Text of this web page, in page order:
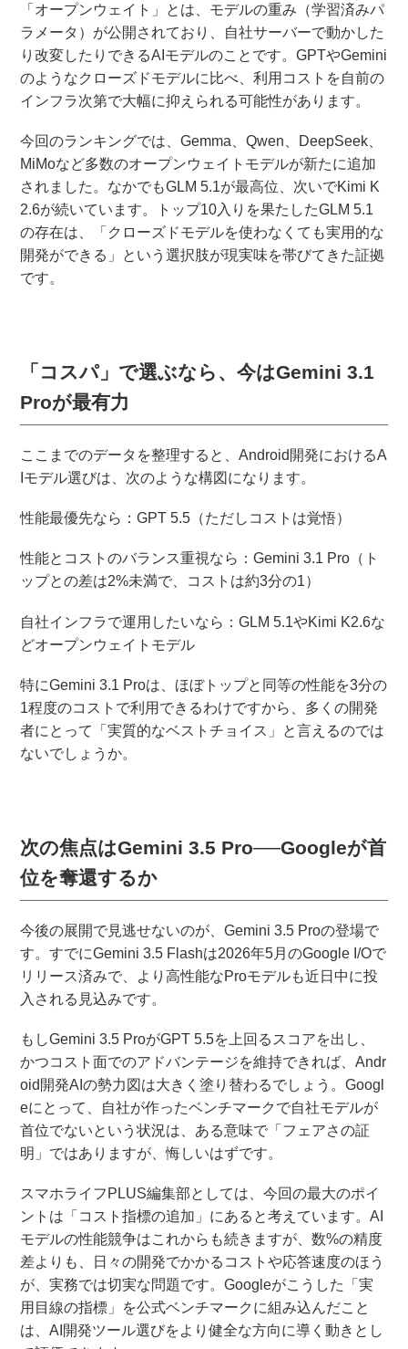
「オープンウェイト」とは、モデルの重み（学習済みパ
ラメータ）が公開されており、自社サーバーで動かした
り改変したりできるAIモデルのことです。GPTやGemini
のようなクローズドモデルに比べ、利用コストを自前の
インフラ次第で大幅に抑えられる可能性があります。
今回のランキングでは、Gemma、Qwen、DeepSeek、
MiMoなど多数のオープンウェイトモデルが新たに追加
されました。なかでもGLM 5.1が最高位、次いでKimi K
2.6が続いています。トップ10入りを果たしたGLM 5.1
の存在は、「クローズドモデルを使わなくても実用的な
開発ができる」という選択肢が現実味を帯びてきた証拠
です。
「コスパ」で選ぶなら、今はGemini 3.1
Proが最有力
ここまでのデータを整理すると、Android開発におけるA
Iモデル選びは、次のような構図になります。
性能最優先なら：GPT 5.5（ただしコストは覚悟）
性能とコストのバランス重視なら：Gemini 3.1 Pro（ト
ップとの差は2%未満で、コストは約3分の1）
自社インフラで運用したいなら：GLM 5.1やKimi K2.6な
どオープンウェイトモデル
特にGemini 3.1 Proは、ほぼトップと同等の性能を3分の
1程度のコストで利用できるわけですから、多くの開発
者にとって「実質的なベストチョイス」と言えるのでは
ないでしょうか。
次の焦点はGemini 3.5 Pro──Googleが首
位を奪還するか
今後の展開で見逃せないのが、Gemini 3.5 Proの登場で
す。すでにGemini 3.5 Flashは2026年5月のGoogle I/Oで
リリース済みで、より高性能なProモデルも近日中に投
入される見込みです。
もしGemini 3.5 ProがGPT 5.5を上回るスコアを出し、
かつコスト面でのアドバンテージを維持できれば、Andr
oid開発AIの勢力図は大きく塗り替わるでしょう。Googl
eにとって、自社が作ったベンチマークで自社モデルが
首位でないという状況は、ある意味で「フェアさの証
明」ではありますが、悔しいはずです。
スマホライフPLUS編集部としては、今回の最大のポイ
ントは「コスト指標の追加」にあると考えています。AI
モデルの性能競争はこれからも続きますが、数%の精度
差よりも、日々の開発でかかるコストや応答速度のほう
が、実務では切実な問題です。Googleがこうした「実
用目線の指標」を公式ベンチマークに組み込んだこと
は、AI開発ツール選びをより健全な方向に導く動きとし